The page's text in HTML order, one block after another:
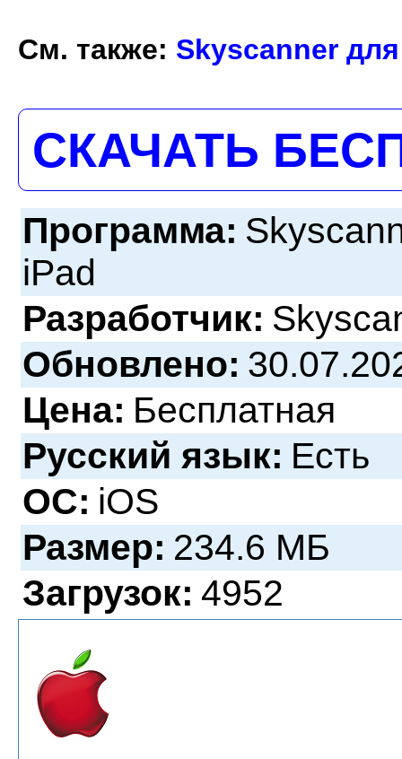
См. также: Skyscanner
СКАЧАТЬ
Программа:
iPad
Разработчик:
Обновлено:
Цена: Бесплатная
Русский язык: Есть
ОС: iOS
Размер: 234.6 МБ
Загрузок: 4952